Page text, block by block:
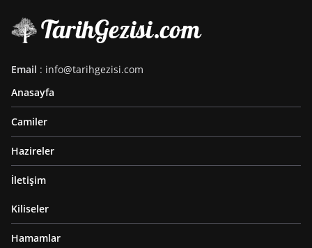
Email : info@tarihgezisi.com
Anasayfa
Camiler
Hazireler
İletişim
Kiliseler
Hamamlar